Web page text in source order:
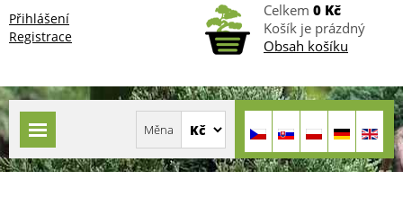
Přihlášení
Registrace
Celkem 0 Kč
Košík je prázdný
Obsah košíku